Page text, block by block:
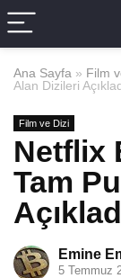
Ana Sayfa » Film
Alan Dizileri
Film ve Dizi
Netflix
Tam
Emine
5 Temmuz